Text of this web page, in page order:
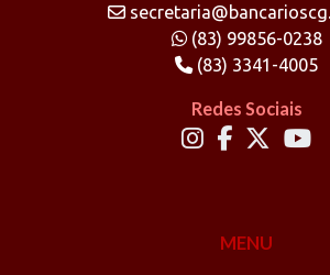
(83) 99856-0238
(83) 3341-4005
Redes Sociais
MENU